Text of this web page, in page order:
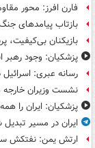
فارن افرز: محور
بازتاب پیامدهای
بازیکنان بی‌کیفیت،
پزشکیان: وجود
رسانه عبری:
نشست وزیران خارجه
پزشکیان: ایران را
ایران در مسیر
ارتش یمن: نفتکش